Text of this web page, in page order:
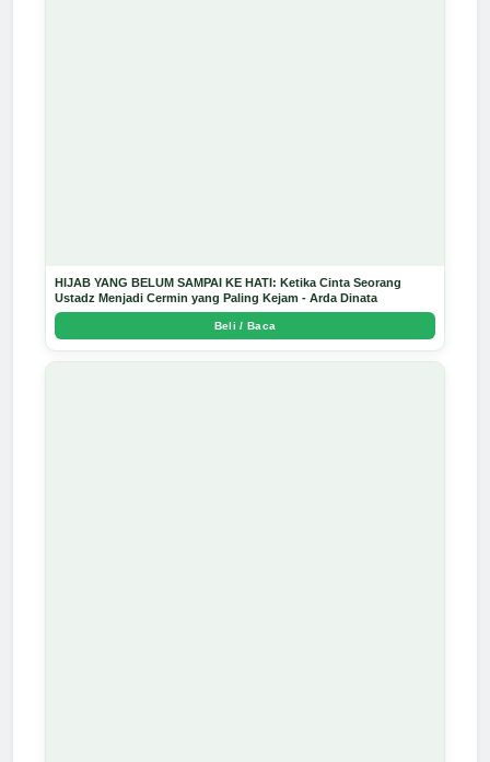
HIJAB YANG BELUM SAMPAI KE HATI: Ketika Cinta Seorang
Ustadz Menjadi Cermin yang Paling Kejam - Arda Dinata
Beli / Baca